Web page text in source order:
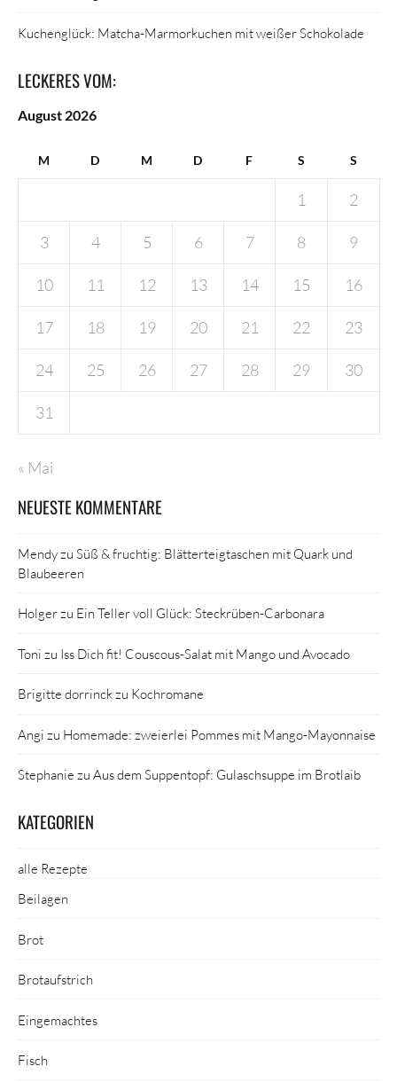
Kuchenglück: Matcha-Marmorkuchen mit weißer Schokolade
LECKERES VOM:
August 2026
M D M D F S S
1 2
3 4 5 6 7 8 9
10 11 12 13 14 15 16
17 18 19 20 21 22 23
24 25 26 27 28 29 30
31
« Mai
NEUESTE KOMMENTARE
Mendyzu Süß & fruchtig: Blätterteigtaschen mit Quark und
Blaubeeren
Holgerzu Ein Teller voll Glück: Steckrüben-Carbonara
Toni zu Iss Dich fit! Couscous-Salat mit Mango und Avocado
Brigitte dorrinckzu Kochromane
Angi zu Homemade: zweierlei Pommes mit Mango-Mayonnaise
Stephanie zu Aus dem Suppentopf: Gulaschsuppe im Brotlaib
KATEGORIEN
alle Rezepte
Beilagen
Brot
Brotaufstrich
Eingemachtes
Fisch